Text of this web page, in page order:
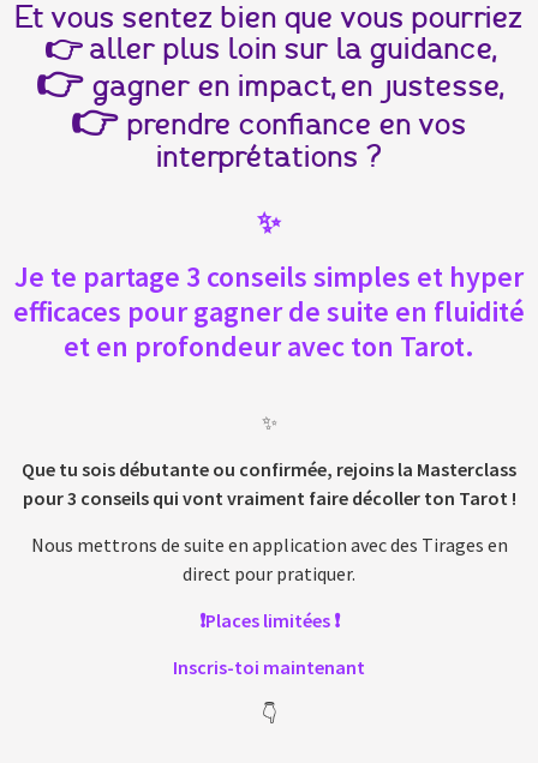
Et vous sentez bien que vous pourriez
👉 aller plus loin sur la guidance,
👉 gagner en impact, en justesse,
👉 prendre confiance en vos
interprétations ?
✨
Je te partage 3 conseils simples et hyper
efficaces pour gagner de suite en fluidité
et en profondeur avec ton Tarot.
✨
Que tu sois débutante ou confirmée, rejoins la Masterclass
pour 3 conseils qui vont vraiment faire décoller ton Tarot !
Nous mettrons de suite en application avec des Tirages en
direct pour pratiquer.
❗️Places limitées ❗️
Inscris-toi maintenant
👇